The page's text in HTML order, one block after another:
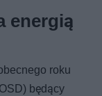
energią
roku
będący